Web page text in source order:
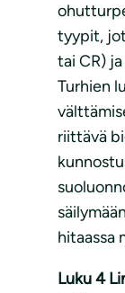
tyypit,
tai CR)
Turhien
riittävä
hitaassa
Luku 4